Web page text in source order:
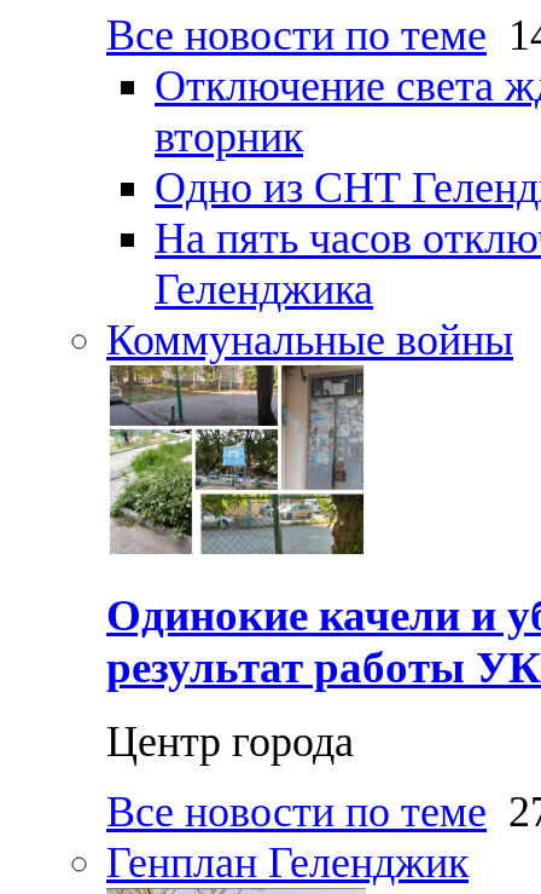
Все новости по теме
Отключение света
вторник
Одно из СНТ
На пять часов
Геленджика
Коммунальные войны
Одинокие качели и
результат работы
Центр города
Все новости по теме
Генплан Геленджик